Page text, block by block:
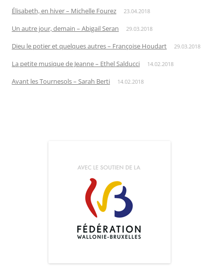
Élisabeth, en hiver – Michelle Fourez 23.04.2018
Un autre jour, demain – Abigail Seran 29.03.2018
Dieu le potier et quelques autres – Françoise Houdart 29.03.2018
La petite musique de Jeanne – Ethel Salducci 14.02.2018
Avant les Tournesols – Sarah Berti 14.02.2018